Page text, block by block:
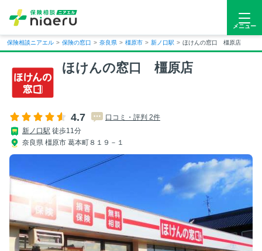
メニュー
保険相談ニアエル > 保険の窓口 > 奈良県 > 橿原市 > 新ノ口駅 > ほけんの窓口 橿原店
ほけんの窓口 橿原店
4.7
口コミ・評判 2件
新ノ口駅 徒歩11分
奈良県 橿原市 葛本町８１９－１